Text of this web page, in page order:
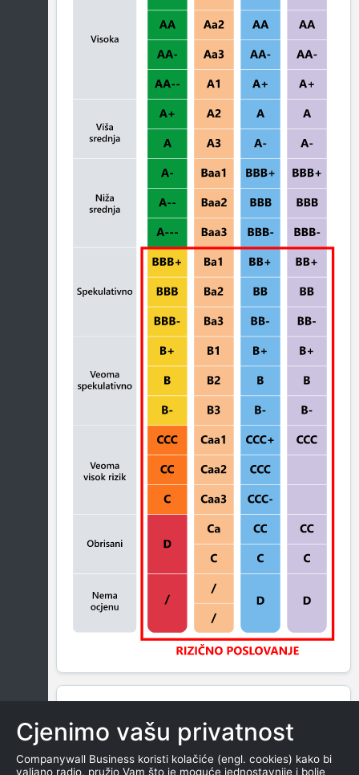
Cjenimo vašu privatnost
Companywall Business koristi kolačiće (engl. cookies) kako bi
valjano radio, pružio Vam što je moguće jednostavnije i bolje